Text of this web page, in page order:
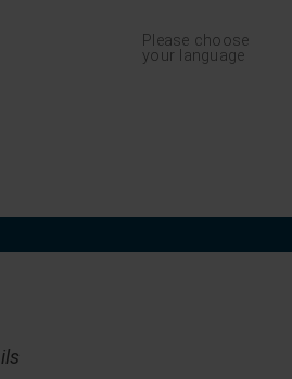
Navigation
überspringenPlease choose
your language